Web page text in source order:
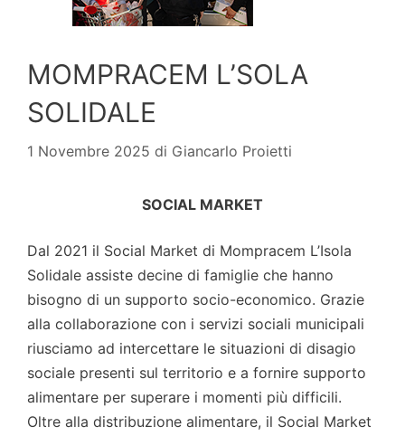
MOMPRACEM L’SOLA
SOLIDALE
1 Novembre 2025 di Giancarlo Proietti
SOCIAL MARKET
Dal 2021 il Social Market di Mompracem L’Isola
Solidale assiste decine di famiglie che hanno
bisogno di un supporto socio-economico. Grazie
alla collaborazione con i servizi sociali municipali
riusciamo ad intercettare le situazioni di disagio
sociale presenti sul territorio e a fornire supporto
alimentare per superare i momenti più difficili.
Oltre alla distribuzione alimentare, il Social Market